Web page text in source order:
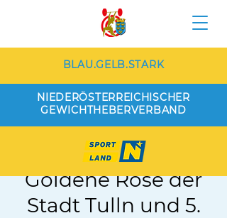
BLAU.GELB.STARK
NIEDERÖSTERREICHISCHER
GEWICHTHEBERVERBAND
Int. Turnier der
Goldene Rose der
Stadt Tulln und 5.